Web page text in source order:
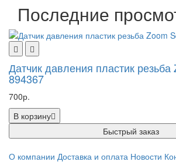
Последние
Датчик давления пластик резьба
894367
700р.
В корзину
Быстрый заказ
О компании Доставка и оплата Новости